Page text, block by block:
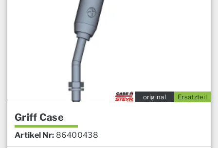
Ersatzteil
original
Griff Case
Artikel Nr: 86400438